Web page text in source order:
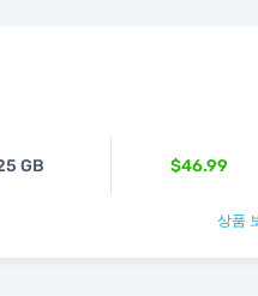
GB $46.99
상품